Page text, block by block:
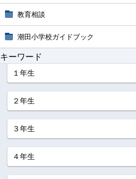
教育相談
潮田小学校ガイドブック
キーワード
１年生
２年生
３年生
４年生